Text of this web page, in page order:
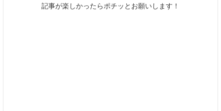
記事が楽しかったらポチッとお願いします！